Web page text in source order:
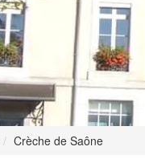
Crèche de Saône